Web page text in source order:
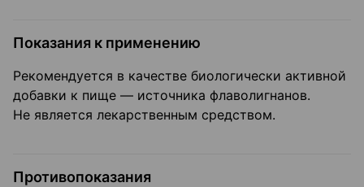
Показания к применению
Рекомендуется в качестве биологически активной
добавки к пище — источника флаволигнанов.
Не является лекарственным средством.
Противопоказания